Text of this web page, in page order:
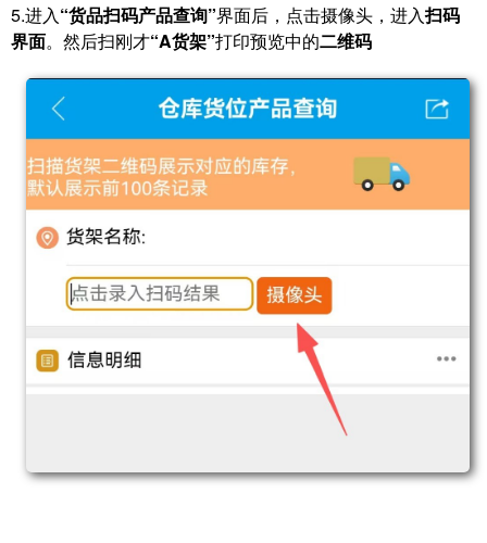
5.进入“货品扫码产品查询”界面后，点击摄像头，进入扫码
界面。然后扫刚才“A货架”打印预览中的二维码